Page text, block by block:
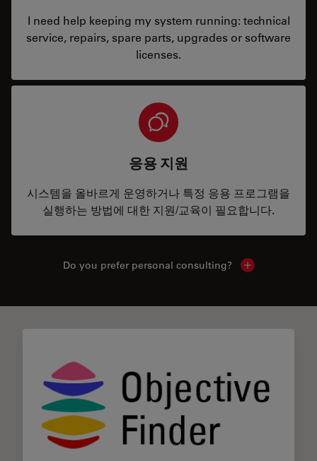
I need help keeping my system running: technical
service, repairs, spare parts, upgrades or software
licenses.
응용 지원
시스템을 올바르게 운영하거나 특정 응용 프로그램을
실행하는 방법에 대한 지원/교육이 필요합니다.
Do you prefer personal consulting? Show local